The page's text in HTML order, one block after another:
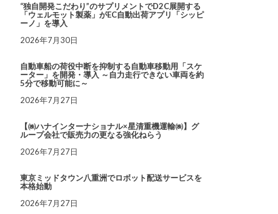
“独自開発こだわり”のサプリメントでD2C展開する
「ウェルモット製薬」がEC自動出荷アプリ「シッピ
ーノ」を導入
2026年7月30日
自動車船の荷役中断を抑制する自動車移動用「スケ
ーター」を開発・導入 ～自力走行できない車両を約
5分で移動可能に～
2026年7月27日
【㈱ハナインターナショナル×星清重機運輸㈱】グ
ループ会社で販売力の更なる強化ねらう
2026年7月27日
東京ミッドタウン八重洲でロボット配送サービスを
本格始動
2026年7月27日